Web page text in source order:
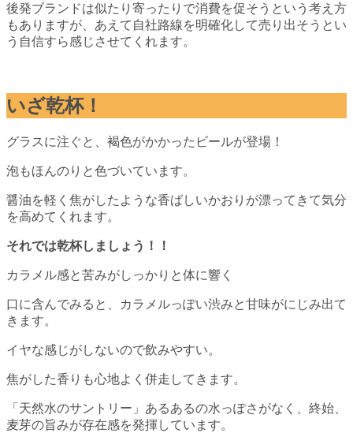
後発ブランドは似たり寄ったりで消費を促そうという考え方
もありますが、あえて自社路線を明確化して売り出そうとい
う自信すら感じさせてくれます。
いざ乾杯！
グラスに注ぐと、褐色がかかったビールが登場！
泡もほんのりと色づいています。
醤油を軽く焦がしたような香ばしいかおりが漂ってきて気分
を高めてくれます。
それでは乾杯しましょう！！
カラメル感と苦みがしっかりと体に響く
口に含んでみると、カラメルっぽい渋みと甘味がにじみ出て
きます。
イヤな感じがしないので飲みやすい。
焦がした香りも心地よく併走してきます。
「天然水のサントリー」あるあるの水っぽさがなく、終始、
麦芽の旨みが存在感を発揮しています。